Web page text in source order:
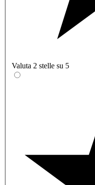
Valuta 2 stelle su 5